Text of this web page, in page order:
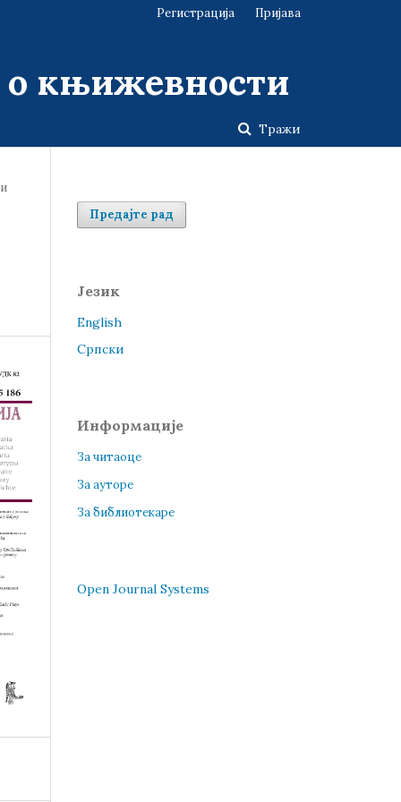
о књижевности
Тражи
Регистрација Пријава
Предајте рад
Језик
English
Cрпски
Информације
За читаоце
За ауторе
За библиотекаре
Open Journal Systems